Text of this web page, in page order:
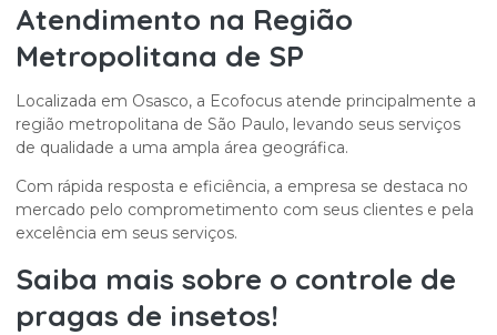
Atendimento na Região
Metropolitana de SP
Localizada em Osasco, a Ecofocus atende principalmente a
região metropolitana de São Paulo, levando seus serviços
de qualidade a uma ampla área geográfica.
Com rápida resposta e eficiência, a empresa se destaca no
mercado pelo comprometimento com seus clientes e pela
excelência em seus serviços.
Saiba mais sobre o controle de
pragas de insetos!